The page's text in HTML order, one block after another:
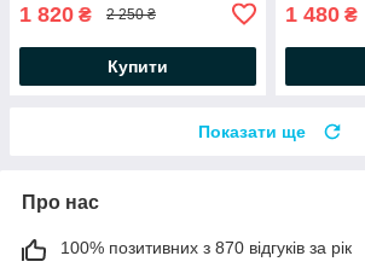
1 820 ₴ 2 250 ₴
Купити
1 480 ₴
Показати ще
Про нас
100% позитивних з 870 відгуків за рік